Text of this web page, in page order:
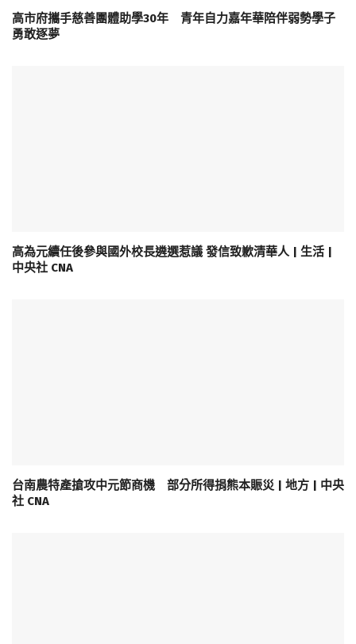
高市府攜手慈善團體助學30年 青年自力嘉年華陪伴弱勢學子
勇敢逐夢
高為元續任後參與國外校長遴選惹議 發信致歉清華人 | 生活 |
中央社 CNA
台南農特產搶攻中元節商機 部分所得捐熊本賑災 | 地方 | 中央
社 CNA